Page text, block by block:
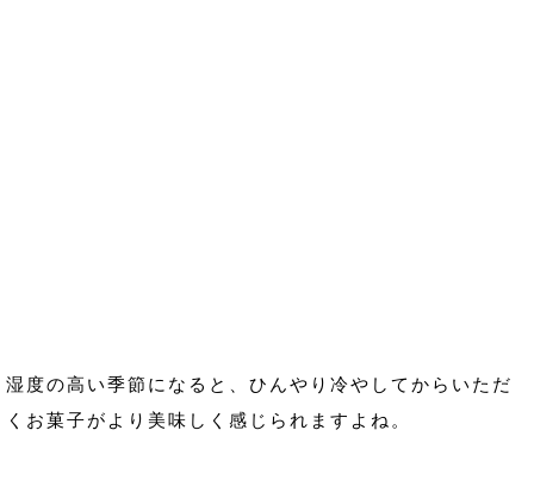
湿度の高い季節になると、ひんやり冷やしてからいただ
くお菓子がより美味しく感じられますよね。